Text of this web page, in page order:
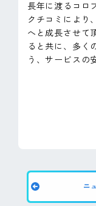
長年に渡るコロ
クチコミにより
へと成長させて
ると共に、多く
う、サービスの
ニ